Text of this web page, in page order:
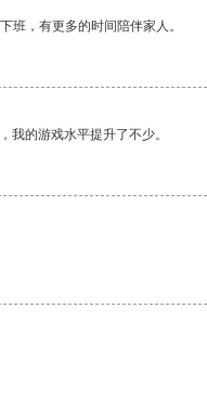
班，有更多的时间陪伴家人。
的游戏水平提升了不少。